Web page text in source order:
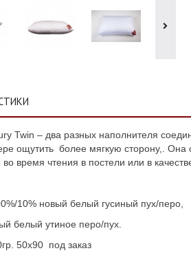
Twin – два разных наполнителя
ощутить более мягкую сторону,.
время чтения в постели или в
10% новый белый гусиный пух/перо,
белый утиное перо/пух.
50x90 под заказ